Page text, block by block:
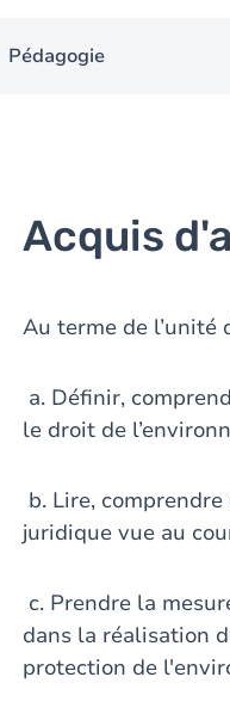
Pédagogie
Acquis
Au terme de l’unité
a. Définir,
le droit de
b. Lire,
juridique vue au
c. Prendre la
dans la réalisation
protection de